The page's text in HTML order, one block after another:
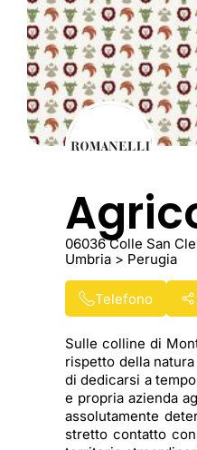
06036 Colle San
Umbria > Perugia
Telefono
Sulle colline di
rispetto della
di dedicarsi a
e propria azienda
assolutamente
stretto contatto